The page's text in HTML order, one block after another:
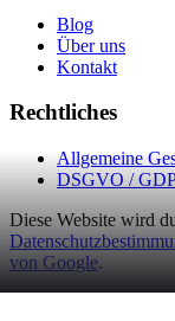
Blog
Über uns
Kontakt
Rechtliches
Allgemeine
DSGVO /
Diese Website wird
von Google.